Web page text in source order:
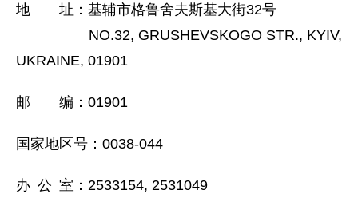
地 址：基辅市格鲁舍夫斯基大街32号
NO.32, GRUSHEVSKOGO STR., KYIV,
UKRAINE, 01901
邮 编：01901
国家地区号：0038-044
办 公 室：2533154, 2531049